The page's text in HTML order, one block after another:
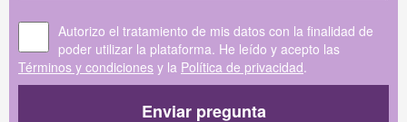
Autorizo el tratamiento de mis datos con la finalidad de
poder utilizar la plataforma. He leído y acepto las
Términos y condiciones y la Política de privacidad.
Enviar pregunta